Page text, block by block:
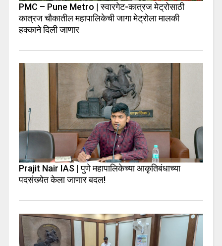
PMC – Pune Metro | स्वारगेट-कात्रज मेट्रोसाठी
कात्रज चौकातील महापालिकेची जागा मेट्रोला मालकी
हक्काने दिली जाणार
Prajit Nair IAS | पुणे महापालिकेच्या आकृतिबंधाच्या
पदसंख्येत केला जाणार बदल!